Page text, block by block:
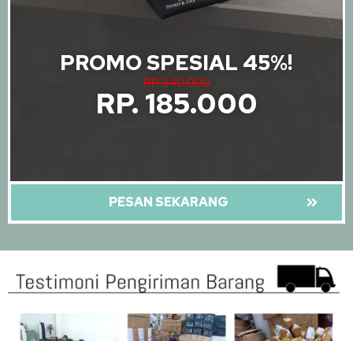
PROMO SPESIAL 45%!
RP. 340.000
RP. 185.000
PESAN SEKARANG